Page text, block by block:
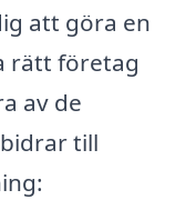
att göra en
rätt företag
av de
till